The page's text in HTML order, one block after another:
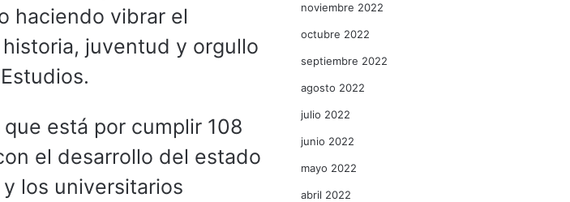
haciendo vibrar el
juventud y orgullo
está por cumplir 108
el desarrollo del estado
los universitarios
noviembre 2022
octubre 2022
septiembre 2022
agosto 2022
julio 2022
junio 2022
mayo 2022
abril 2022